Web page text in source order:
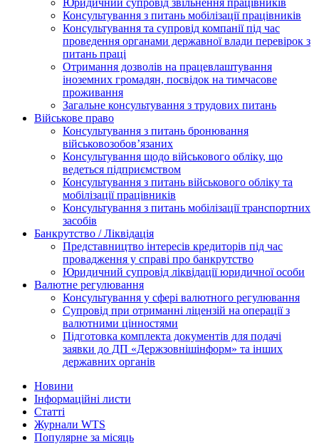
Юридичний супровід звільнення працівників
Консультування з питань мобілізації працівників
Консультування та супровід компанії під час
проведення органами державної влади перевірок з
питань праці
Отримання дозволів на працевлаштування
іноземних громадян, посвідок на тимчасове
проживання
Загальне консультування з трудових питань
Військове право
Консультування з питань бронювання
військовозобов’язаних
Консультування щодо військового обліку, що
ведеться підприємством
Консультування з питань військового обліку та
мобілізації працівників
Консультування з питань мобілізації транспортних
засобів
Банкрутство / Ліквідація
Представництво інтересів кредиторів під час
провадження у справі про банкрутство
Юридичний супровід ліквідації юридичної особи
Валютне регулювання
Консультування у сфері валютного регулювання
Супровід при отриманні ліцензій на операції з
валютними цінностями
Підготовка комплекта документів для подачі
заявки до ДП «Держзовнішінформ» та інших
державних органів
Новини
Інформаційні листи
Статті
Журнали WTS
Популярне за місяць